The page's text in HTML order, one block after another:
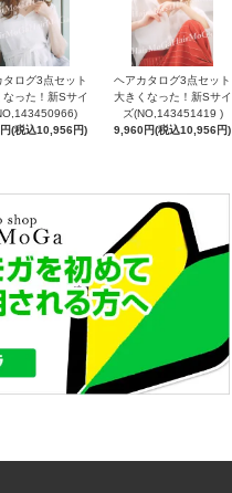
タログ3点セット
なった！新Sサイ
(税込10,956円)
ヘアカタログ3点セット
大きくなった！新Sサイ
ズ(NO,143451419 )
9,960円(税込10,956円)